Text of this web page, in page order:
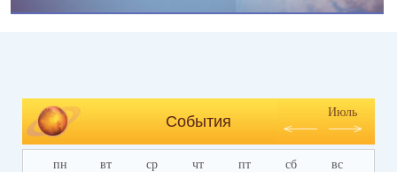
События
Июль
пн вт ср чт пт сб вс